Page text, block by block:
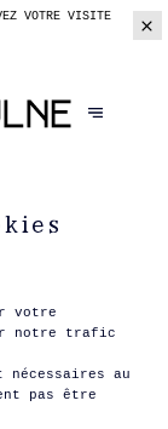
VOTRE VISITE
votre
notre trafic
nécessaires au
pas être